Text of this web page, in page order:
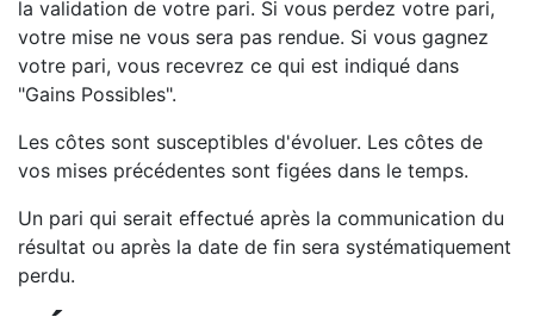
la validation de votre pari. Si vous perdez votre pari,
votre mise ne vous sera pas rendue. Si vous gagnez
votre pari, vous recevrez ce qui est indiqué dans
"Gains Possibles".
Les côtes sont susceptibles d'évoluer. Les côtes de
vos mises précédentes sont figées dans le temps.
Un pari qui serait effectué après la communication du
résultat ou après la date de fin sera systématiquement
perdu.